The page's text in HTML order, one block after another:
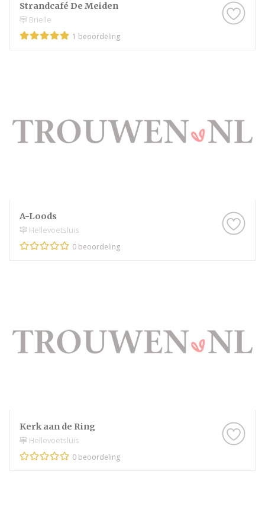
Strandcafé De Meiden
Brielle
1 beoordeling
A-Loods
Hellevoetsluis
0 beoordeling
Kerk aan de Ring
Hellevoetsluis
0 beoordeling